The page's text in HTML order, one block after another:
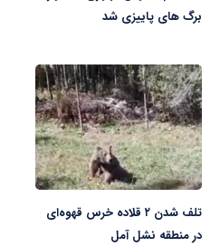
برگ های پاییزی شد
تلف شدن ۲ قلاده خرس قهوه‌ای
در منطقه نشل آمل